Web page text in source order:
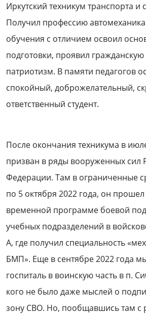
Иркутский техникум транспорта и
Получил профессию
обучения с отличием освоил
подготовки, проявил
патриотизм. В памяти педагогов
спокойный, доброжелательный,
ответственный студент.
После окончания техникума в
призван в ряды вооруженных сил
Федерации. Там в ограниченные
по 5 октября 2022 года, он
временной программе боевой
учебных подразделений в
А, где получил специальность
БМП». Еще в сентябре 2022 года
госпиталь в воинскую часть в п.
кого не было даже мыслей о
зону СВО. Но, пообщавшись там с